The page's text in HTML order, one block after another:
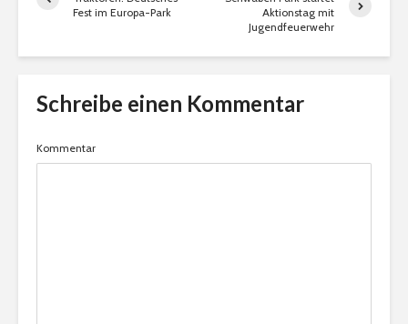
Fest im Europa-Park
Aktionstag mit
Jugendfeuerwehr
Schreibe einen Kommentar
Kommentar